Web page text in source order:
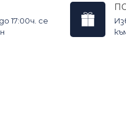
17:00ч. се